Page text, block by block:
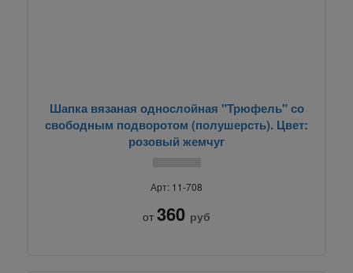
Шапка вязаная однослойная "Трюфель" со
свободным подворотом (полушерсть). Цвет:
розовый жемчуг
Арт: 11-708
от 360 руб